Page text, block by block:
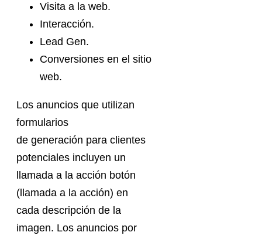
Visita a la web.
Interacción.
Lead Gen.
Conversiones en el sitio
web.
Los anuncios que utilizan
formularios
de generación para clientes
potenciales incluyen un
llamada a la acción botón
(llamada a la acción) en
cada descripción de la
imagen. Los anuncios por